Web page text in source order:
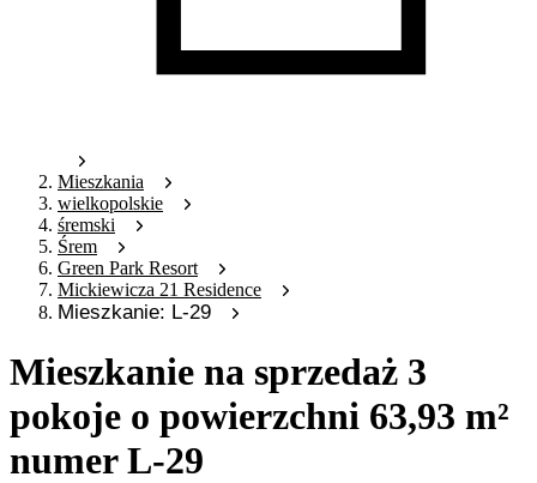
Mieszkania
wielkopolskie
śremski
Śrem
Green Park Resort
Mickiewicza 21 Residence
Mieszkanie: L-29
Mieszkanie na sprzedaż 3
pokoje o powierzchni 63,93 m²
numer L-29